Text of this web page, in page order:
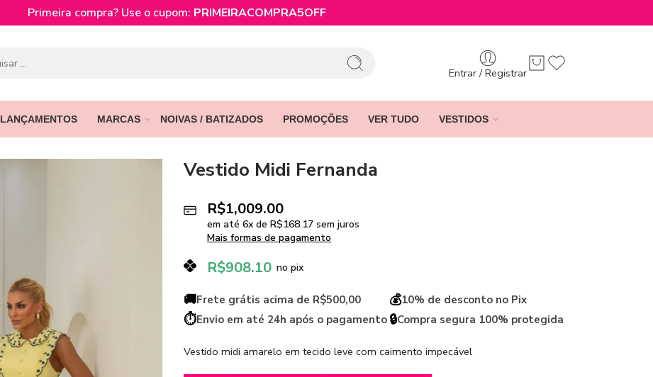
Primeira compra? Use o cupom: PRIMEIRACOMPRA5OFF
Entrar / Registrar
LANÇAMENTOS MARCAS NOIVAS / BATIZADOS PROMOÇÕES VER TUDO VESTIDOS
Vestido Midi Fernanda
R$1,009.00
em até 6x de R$168.17 sem juros
Mais formas de pagamento
R$908.10 no pix
🚚Frete grátis acima de R$500,00 💰10% de desconto no Pix
⏱️Envio em até 24h após o pagamento 🔒Compra segura 100% protegida
Vestido midi amarelo em tecido leve com caimento impecável